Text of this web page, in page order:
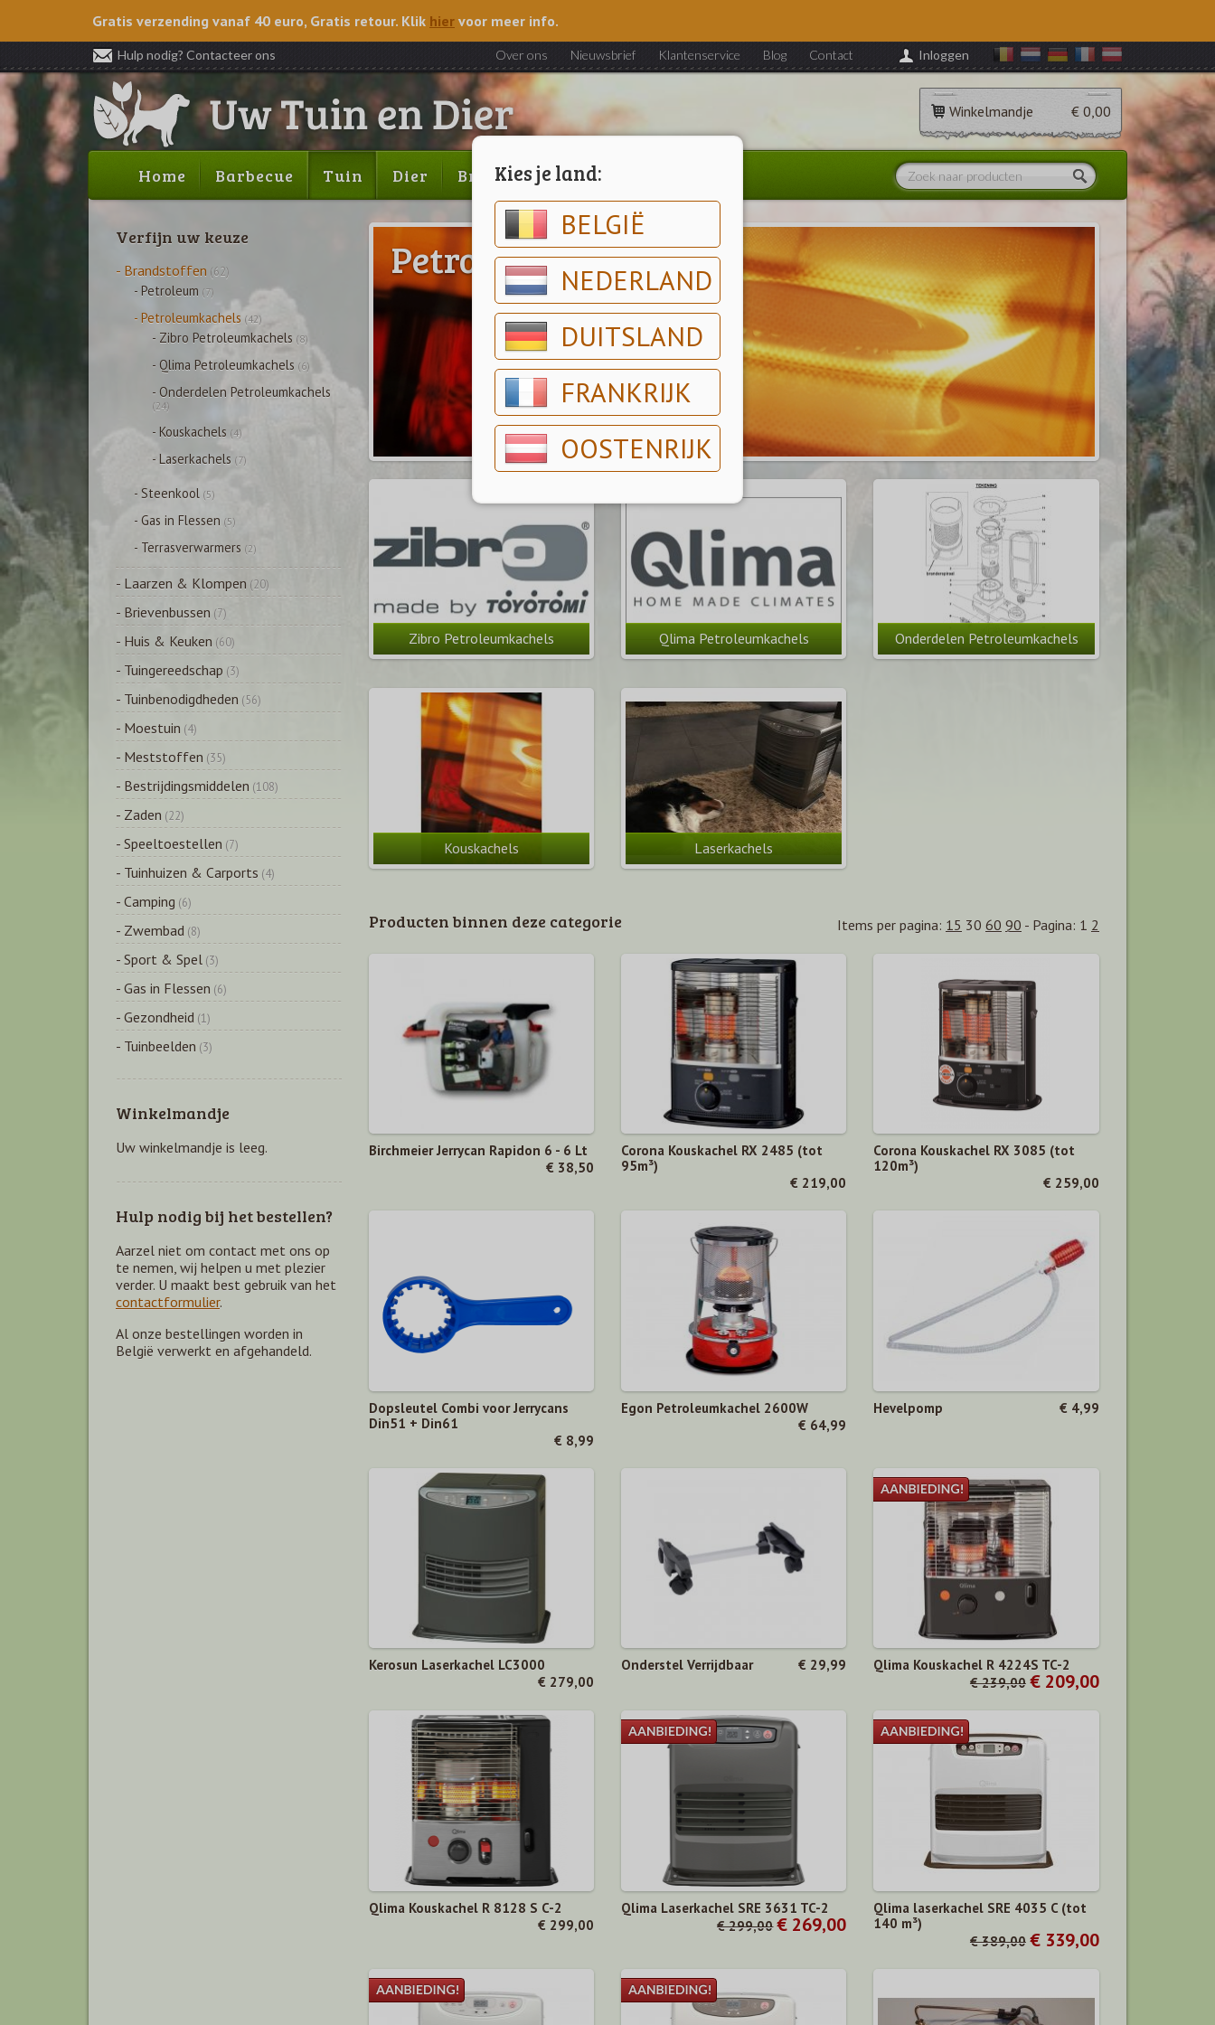
Kies je land:
BELGIË
NEDERLAND
DUITSLAND
FRANKRIJK
OOSTENRIJK
Gratis verzending vanaf 40 euro, Gratis retour. Klik hier voor meer info.
Hulp nodig? Contacteer ons Over ons Nieuwsbrief Klantenservice Blog Contact Inloggen
Winkelmandje € 0,00
Home Barbecue Tuin Dier Brood & gebak
Petroleumkachels
Zibro Petroleumkachels Qlima Petroleumkachels Onderdelen Petroleumkachels
Kouskachels Laserkachels
Producten binnen deze categorie Items per pagina: 15 30 60 90 - Pagina: 1 2
Birchmeier Jerrycan Rapidon 6 - 6 Lt
€ 38,50
Corona Kouskachel RX 2485 (tot
95m³)
€ 219,00
Corona Kouskachel RX 3085 (tot
120m³)
€ 259,00
Dopsleutel Combi voor Jerrycans
Din51 + Din61
€ 8,99
Egon Petroleumkachel 2600W
€ 64,99
Hevelpomp € 4,99
Kerosun Laserkachel LC3000
€ 279,00
Onderstel Verrijdbaar € 29,99
Qlima Kouskachel R 4224S TC-2
€ 239,00 € 209,00
Qlima Kouskachel R 8128 S C-2
€ 299,00
Qlima Laserkachel SRE 3631 TC-2
€ 299,00 € 269,00
Qlima laserkachel SRE 4035 C (tot
140 m³)
€ 389,00 € 339,00
Verfijn uw keuze
- Brandstoffen (62)
- Petroleum (7)
- Petroleumkachels (42)
- Zibro Petroleumkachels (8)
- Qlima Petroleumkachels (6)
- Onderdelen Petroleumkachels
(24)
- Kouskachels (4)
- Laserkachels (7)
- Steenkool (5)
- Gas in Flessen (5)
- Terrasverwarmers (2)
- Laarzen & Klompen (20)
- Brievenbussen (7)
- Huis & Keuken (60)
- Tuingereedschap (3)
- Tuinbenodigdheden (56)
- Moestuin (4)
- Meststoffen (35)
- Bestrijdingsmiddelen (108)
- Zaden (22)
- Speeltoestellen (7)
- Tuinhuizen & Carports (4)
- Camping (6)
- Zwembad (8)
- Sport & Spel (3)
- Gas in Flessen (6)
- Gezondheid (1)
- Tuinbeelden (3)
Winkelmandje
Uw winkelmandje is leeg.
Hulp nodig bij het bestellen?
Aarzel niet om contact met ons op
te nemen, wij helpen u met plezier
verder. U maakt best gebruik van het
contactformulier.
Al onze bestellingen worden in
België verwerkt en afgehandeld.